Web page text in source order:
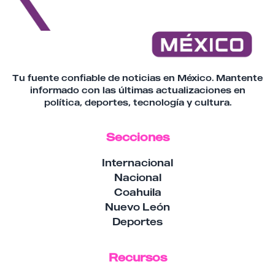
Tu fuente confiable de noticias en México. Mantente
informado con las últimas actualizaciones en
política, deportes, tecnología y cultura.
Secciones
Internacional
Nacional
Coahuila
Nuevo León
Deportes
Recursos